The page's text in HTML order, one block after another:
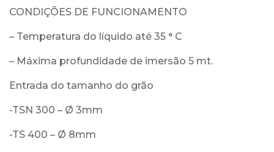
CONDIÇÕES DE FUNCIONAMENTO
– Temperatura do líquido até 35 ° C
– Máxima profundidade de imersão 5 mt.
Entrada do tamanho do grão
-TSN 300 – Ø 3mm
-TS 400 – Ø 8mm